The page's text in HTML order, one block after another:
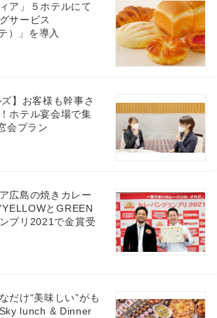
ア」５ホテルにて
サービス
）」を導入
】お客様も幹事さ
ホテル宴会場で集
会プラン
広島の焼きカレー
とGREEN
プリ2021で金賞受
だけ“美味しい”がも
lunch & Dinner